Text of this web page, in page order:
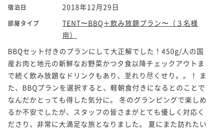
宿泊日 2018年12月29日
部屋タイプ
TENT〜BBQ＋飲み放題プラン〜（３名様
用）
BBQセット付きのプランにして大正解でした！450g/人の国
産お肉と地元の新鮮なお野菜かつ夕食以降チェックアウトま
で続く飲み放題なドリンクもあり、至れり尽くせり。。！ ま
た、BBQプランを選択すると、軽朝食付きになるとのことで
なんだかとっても得した気分に。 冬のグランピングで楽しめ
るか不安でしたが、スタッフの皆さまがとても優しく対応く
ださり、非常に大満足な旅となりました。 夏にまた訪れたい